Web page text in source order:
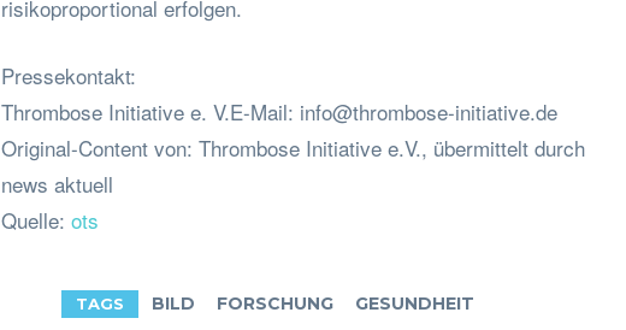
risikoproportional erfolgen.
Pressekontakt:
Thrombose Initiative e. V.E-Mail: info@thrombose-initiative.de
Original-Content von: Thrombose Initiative e.V., übermittelt durch
news aktuell
Quelle: ots
TAGS BILD FORSCHUNG
GESUNDHEIT